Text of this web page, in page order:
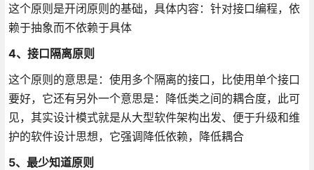
这个原则是开闭原则的基础，具体内容：针对接口编程，依
赖于抽象而不依赖于具体
4、接口隔离原则
这个原则的意思是：使用多个隔离的接口，比使用单个接口
要好，它还有另外一个意思是：降低类之间的耦合度，此可
见，其实设计模式就是从大型软件架构出发、便于升级和维
护的软件设计思想，它强调降低依赖，降低耦合
5、最少知道原则